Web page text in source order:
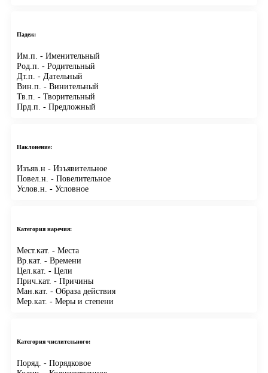
Падеж:
Им.п. - Именительный
Род.п. - Родительный
Дт.п. - Дательный
Вин.п. - Винительный
Тв.п. - Творительный
Прд.п. - Предложный
Наклонение:
Изъяв.н - Изъявительное
Повел.н. - Повелительное
Услов.н. - Условное
Категория наречия:
Мест.кат. - Места
Вр.кат. - Времени
Цел.кат. - Цели
Прич.кат. - Причины
Ман.кат. - Образа действия
Мер.кат. - Меры и степени
Категория числительного:
Поряд. - Порядковое